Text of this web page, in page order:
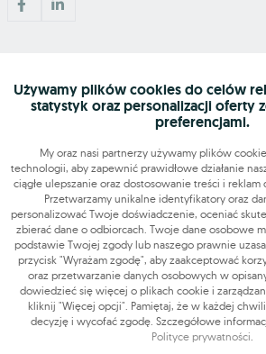
Znajdź nas
Narzędzia
OLX-praca © 2026. Wszelkie prawa zastrzeżone.
OLX PracaBudowa i remontyProdukcjaAdministracja
Praca dodatkowa i sezonowa
Używamy plików cookies do celów
statystyk oraz personalizacji oferty
preferencjami.
My oraz nasi partnerzy używamy plików
technologii, aby zapewnić prawidłowe działanie
ciągłe ulepszanie oraz dostosowanie treści i
Przetwarzamy unikalne identyfikatory oraz
personalizować Twoje doświadczenie, oceniać
zbierać dane o odbiorcach. Twoje dane osobowe
podstawie Twojej zgody lub naszego prawnie
przycisk "Wyrażam zgodę", aby zaakceptować
oraz przetwarzanie danych osobowych w
dowiedzieć się więcej o plikach cookie i
kliknij "Więcej opcji". Pamiętaj, że w każdej
decyzję i wycofać zgodę. Szczegółowe
Polityce prywatności.